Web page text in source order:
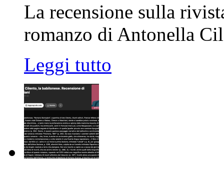
La recensione sulla
romanzo di Antonella
Leggi tutto